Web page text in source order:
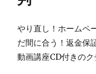
やり直し！ホームペ
だ間に合う！返金保
動画講座CD付きの